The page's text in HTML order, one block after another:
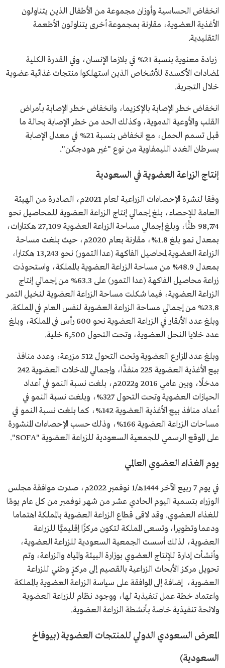
انخفاض الحساسية وأوزان مجموعة من الأطفال الذين يتناولون
الأغذية العضوية، مقارنة بمجموعة أخرى يتناولون الأطعمة
التقليدية.
زيادة معنوية بنسبة 21% في بلازما الإنسان، وفي القدرة الكلية
لمضادات الأكسـدة للأشخاص الذين استهلكوا منتجات غذائية عضوية
خلال التجربة.
انخفاض خطر الإصابة بالإكزيما، وانخفاض خطر الإصابة بأمراض
القلب والأوعية الدموية، وكذلك الحد من خطر الإصابة بحالة ما
قبل تسمم الحمل، مع انخفاض بنسبة 21% في معدل الإصابة
بسرطان الغدد الليمفاوية من نوع "غير هودجكن".
إنتاج الزراعة العضوية في السعودية
وفقا لنشرة الإحصاءات الزراعية لعام 2021م، الصادرة من الهيئة
العامة للإحصاء، بلغ إجمالي إنتاج الزراعة العضوية للمحاصيل نحو
98,774 طنًّا، وبلغ إجمالي مساحة الزراعة العضوية 27,109 هكتارات،
بمعدل نمو بلغ 1.8%، مقارنة بعام 2020م، حيث بلغت مساحة
الزراعة العضوية لمحاصيل الفاكهة (عدا التمور) نحو 13,243 هكتارا،
بمعدل 48.9% من مساحة الزراعة العضوية بالمملكة، واستحوذت
زراعة محاصيل الفاكهة (عدا التمور) على 63.3% من إجمالي إنتاج
الزراعة العضوية، فيما شكلت مساحة الزراعة العضوية لنخيل التمر
23.8% من إجمالي مساحة الزراعة العضوية لنفس العام في المملكة.
وبلغ عدد الأبقار في الزراعة العضوية نحو 600 رأس في المملكة، وبلغ
عدد خلايا النحل العضوية، وتحت التحول 6,500 خلية.
وبلغ عدد المزارع العضوية وتحت التحول 512 مزرعة، وعدد منافذ
بيع الأغذية العضوية 225 منفذًا، وإجمالي المدخلات العضوية 242
مدخلًا، وبين عامي 2016 و2022م، بلغت نسبة النمو في أعداد
الحيازات العضوية وتحت التحول 327%، وبلغت نسبة النمو في
أعداد منافذ بيع الأغذية العضوية 142%، كما بلغت نسبة النمو في
مساحات الزراعة العضوية 166%، وذلك حسب الإحصاءات المنشورة
على الموقع الرسمي للجمعية السعودية للزراعة العضوية "SOFA".
يوم الغذاء العضوي العالمي
في يوم 7 ربيع الآخر 1444هـ/1 نوفمبر 2022م، صدرت موافقة مجلس
الوزراء بتسمية اليوم الحادي عشر من شهر نوفمبر من كل عام يومًا
للغذاء العضوي. وقد لاقى قطاع الزراعة العضوية بالمملكة اهتماما
ودعما وتطويرا، وتسعى المملكة لتكون مركزًا إقليميًّا للزراعة
العضوية، لذلك أسست الجمعية السعودية للزراعة العضوية،
وأنشأت إدارة للإنتاج العضوي بوزارة البيئة والمياه والزراعة، وتم
تحويل مركز الأبحاث الزراعية بالقصيم إلى مركزٍ وطني للزراعة
العضوية، إضافة إلى الموافقة على سياسة الزراعة العضوية بالمملكة
واعتماد خطة عمل تنفيذية لها، ووجود نظام للزراعة العضوية
ولائحة تنفيذية خاصة بأنشطة الزراعة العضوية.
المعرض السعودي الدولي للمنتجات العضوية (بيوفاخ
السعودية)